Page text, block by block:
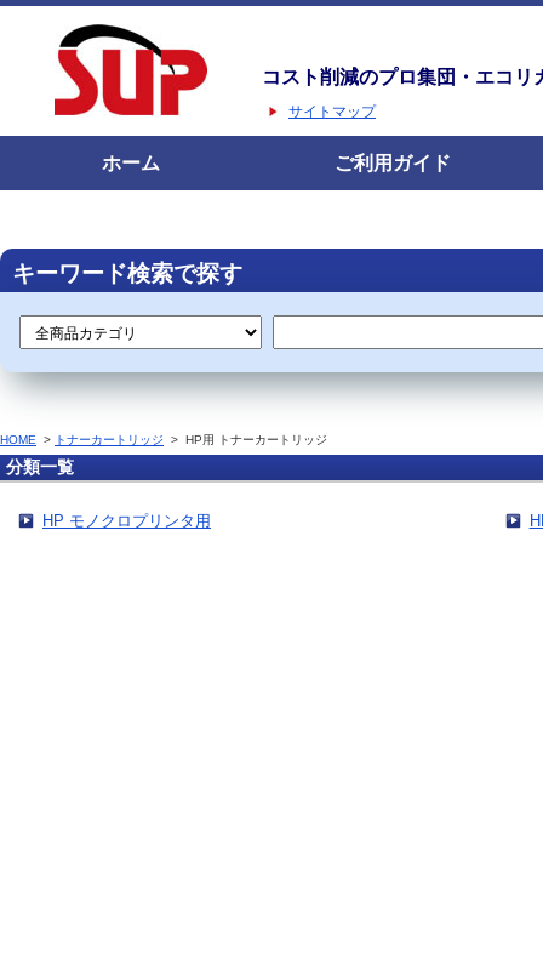
コスト削減のプロ集団・エコリ
サイトマップ
ホーム ご利用ガイド
キーワード検索で探す
HOME > トナーカートリッジ > HP用 トナーカートリッジ
分類一覧
HP モノクロプリンタ用